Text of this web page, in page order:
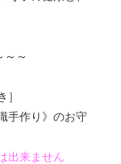
～
手作り》のお守
出来ません